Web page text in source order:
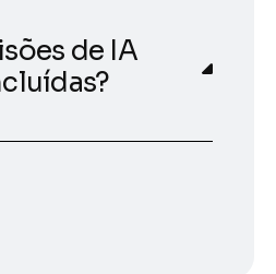
de IA